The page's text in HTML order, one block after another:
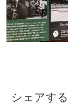
シェアする